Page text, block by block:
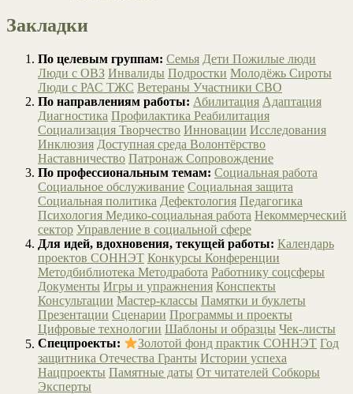
Закладки
По целевым группам: Семья Дети Пожилые люди
Люди с ОВЗ Инвалиды Подростки Молодёжь Сироты
Люди с РАС ТЖС Ветераны Участники СВО
По направлениям работы: Абилитация Адаптация
Диагностика Профилактика Реабилитация
Социализация Творчество Инновации Исследования
Инклюзия Доступная среда Волонтёрство
Наставничество Патронаж Сопровождение
По профессиональным темам: Социальная работа
Социальное обслуживание Социальная защита
Социальная политика Дефектология Педагогика
Психология Медико-социальная работа Некоммерческий
сектор Управление в социальной сфере
Для идей, вдохновения, текущей работы: Календарь
проектов СОННЭТ Конкурсы Конференции
Методбиблиотека Методработа Работнику соцсферы
Документы Игры и упражнения Конспекты
Консультации Мастер-классы Памятки и буклеты
Презентации Сценарии Программы и проекты
Цифровые технологии Шаблоны и образцы Чек-листы
Спецпроекты:
Золотой фонд практик СОННЭТ Год
защитника Отечества Гранты Истории успеха
Нацпроекты Памятные даты От читателей Собкоры
Эксперты